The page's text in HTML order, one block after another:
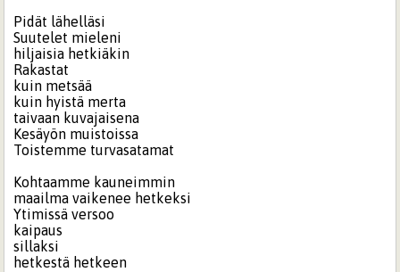
Pidät lähelläsi
Suutelet mieleni
hiljaisia hetkiäkin
Rakastat
kuin metsää
kuin hyistä merta
taivaan kuvajaisena
Kesäyön muistoissa
Toistemme turvasatamat
Kohtaamme kauneimmin
maailma vaikenee hetkeksi
Ytimissä versoo
kaipaus
sillaksi
hetkestä hetkeen